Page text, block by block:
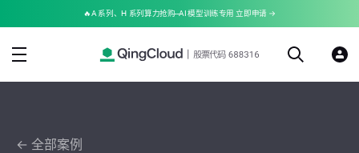
🔥A 系列、H 系列算力抢购--AI 模型训练专用 立即申请 →
← 全部案例